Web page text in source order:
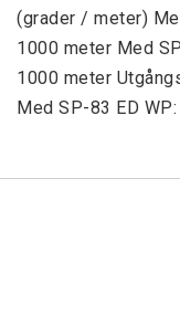
(grader / meter)
1000 meter Med
1000 meter
Med SP-83 ED